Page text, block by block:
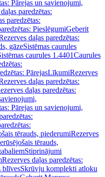
Pārejas un savienojumi,
paredzētas:
paredzētas:
PieslēgumiGeberit
daļas paredzētas:
gāzeSistēmas caurules
caurules 1.4401Caurules
PārejasLīkumiRezerves
daļas paredzētas:
daļas paredzētas:
Pārejas un savienojumi,
tērauds, piederumiRezerves
tērauds,
Stiprinājumi
Rezerves daļas paredzētas:
blīvesSkrūvju komplekti atloku